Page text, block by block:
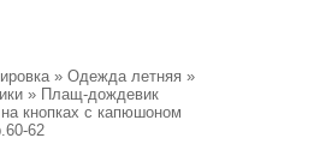
» Одежда летняя »
» Плащ-дождевик
кнопках с капюшоном
62